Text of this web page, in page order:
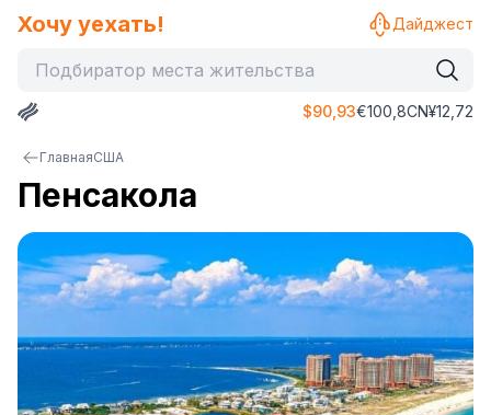
Хочу уехать!
$90,93€100,8CN¥12,72
Дайджест
ГлавнаяСША
Пенсакола